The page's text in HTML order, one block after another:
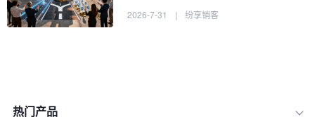
2026-7-31 | 纷享销客
热门产品